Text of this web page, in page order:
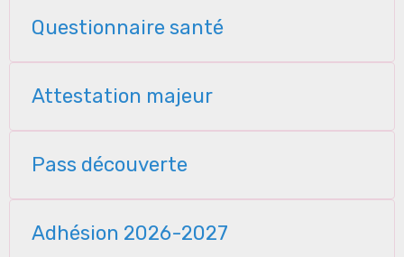
Questionnaire santé
Attestation majeur
Pass découverte
Adhésion 2026-2027